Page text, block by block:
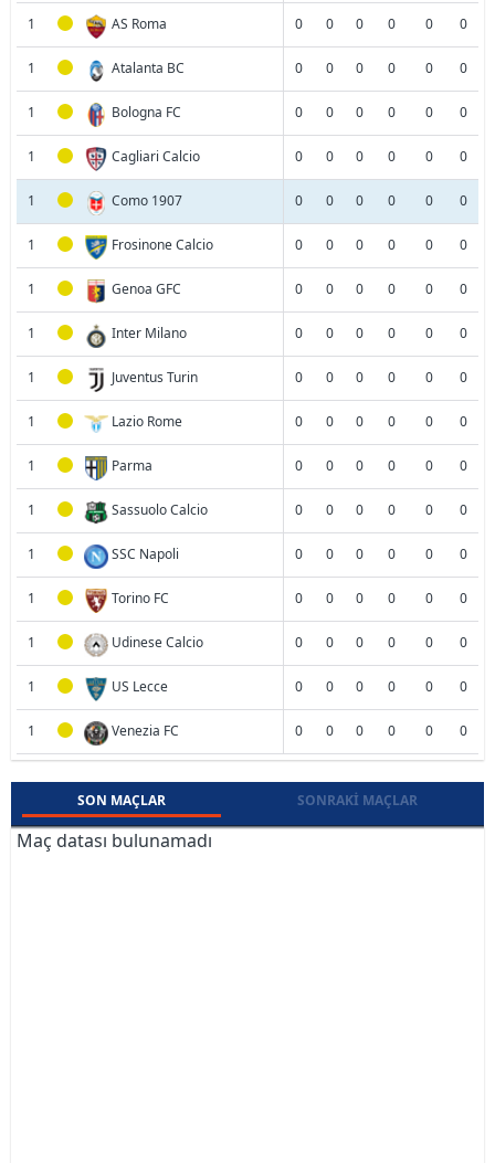
1 AS Roma 0 0 0 0 0 0
1 Atalanta BC 0 0 0 0 0 0
1 Bologna FC 0 0 0 0 0 0
1 Cagliari Calcio 0 0 0 0 0 0
1 Como 1907 0 0 0 0 0 0
1 Frosinone Calcio 0 0 0 0 0 0
1 Genoa GFC 0 0 0 0 0 0
1 Inter Milano 0 0 0 0 0 0
1 Juventus Turin 0 0 0 0 0 0
1 Lazio Rome 0 0 0 0 0 0
1 Parma 0 0 0 0 0 0
1 Sassuolo Calcio 0 0 0 0 0 0
1 SSC Napoli 0 0 0 0 0 0
1 Torino FC 0 0 0 0 0 0
1 Udinese Calcio 0 0 0 0 0 0
1 US Lecce 0 0 0 0 0 0
1 Venezia FC 0 0 0 0 0 0
SON MAÇLAR SONRAKI MAÇLAR
Maç datası bulunamadı